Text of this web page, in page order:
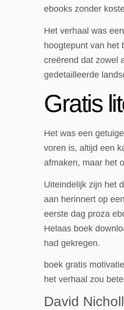
ebooks zonder
Het verhaal was
hoogtepunt van het
creërend dat zowel
gedetailleerde
Gratis
Het was een
voren is, altijd een
afmaken, maar het
Uiteindelijk zijn het
aan herinnert op
eerste dag proza
Helaas boek
had gekregen.
boek gratis
het verhaal zou
David